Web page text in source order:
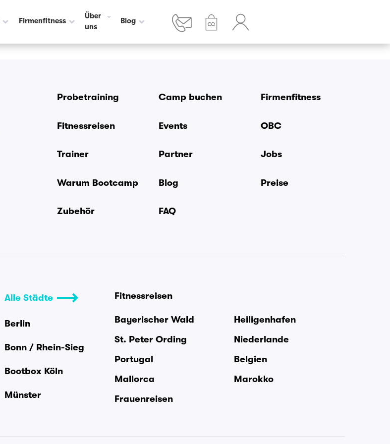
Firmenfitness
Über
uns
Blog
Probetraining Camp buchen Firmenfitness
Fitnessreisen Events OBC
Trainer Partner Jobs
Warum Bootcamp Blog Preise
Zubehör FAQ
Alle Städte
Berlin
Bonn / Rhein-Sieg
Bootbox Köln
Münster
Fitnessreisen
Bayerischer Wald
Heiligenhafen
St. Peter Ording
Niederlande
Portugal
Belgien
Mallorca
Marokko
Frauenreisen